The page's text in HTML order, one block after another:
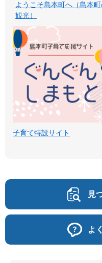
ようこそ島本町へ（島本
観光）
子育て特設サイト
見
よ